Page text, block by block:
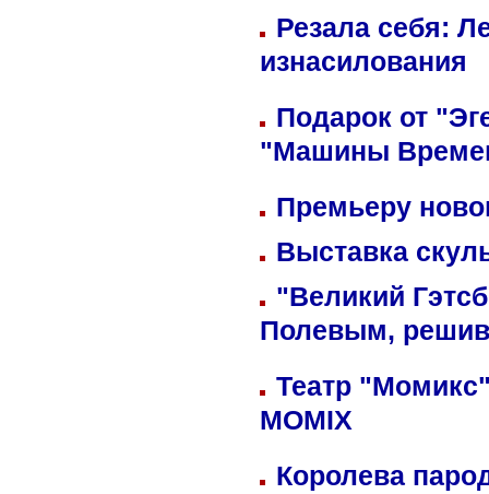
Резала себя:
изнасилования
Подарок от
"Машины
Премьеру
Выставка
"Великий
Полевым,
Театр
MOMIX
Королева